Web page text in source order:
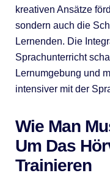
kreativen Ansätze
sondern auch die
Lernenden. Die
Sprachunterricht
Lernumgebung und
intensiver mit der
Wie Man
Um Das
Trainieren